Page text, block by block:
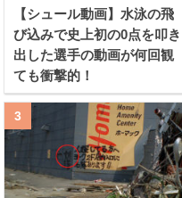
【シュール動画】水泳の飛
び込みで史上初の0点を叩き
出した選手の動画が何回観
ても衝撃的！